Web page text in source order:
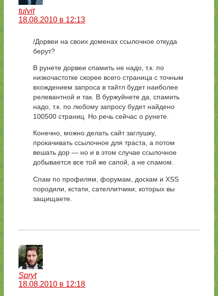
tulvit
18.08.2010 в 12:13
/Дорвеи на своих доменах ссылочное откуда
берут?
В рунете дорвеи спамить не надо, т.к. по
низкочастотке скорее всего страница с точным
вхождением запроса в тайтл будет наиболее
релевантной и так. В буржуйнете да, спамить
надо, т.к. по любому запросу будет найдено
100500 страниц. Но речь сейчас о рунете.
Конечно, можно делать сайт заглушку,
прокачивать ссылочное для траста, а потом
вешать дор — но и в этом случае ссылочное
добывается все той же сапой, а не спамом.
Спам по профилям, форумам, доскам и XSS
породили, кстати, сателлитчики, которых вы
защищаете.
Spryt
18.08.2010 в 12:18